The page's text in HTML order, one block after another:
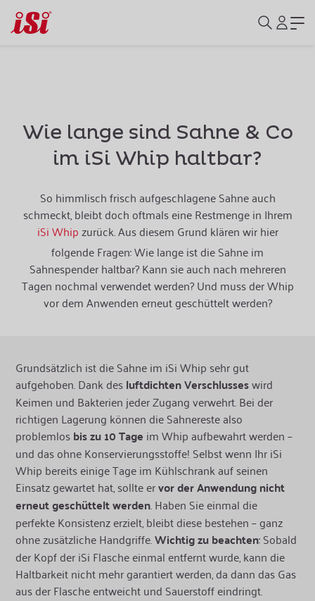
Wie lange sind Sahne & Co
im iSi Whip haltbar?
So himmlisch frisch aufgeschlagene Sahne auch
schmeckt, bleibt doch oftmals eine Restmenge in Ihrem
iSi Whipzurück. Aus diesem Grund klären wir hier
folgende Fragen: Wie lange ist die Sahne im
Sahnespender haltbar? Kann sie auch nach mehreren
Tagen nochmal verwendet werden? Und muss der Whip
vor dem Anwenden erneut geschüttelt werden?
Grundsätzlich ist die Sahne im iSi Whip sehr gut
aufgehoben. Dank desluftdichten Verschlusseswird
Keimen und Bakterien jeder Zugang verwehrt. Bei der
richtigen Lagerung können die Sahnereste also
problemlosbis zu 10 Tage im Whip aufbewahrt werden –
und das ohne Konservierungsstoffe! Selbst wenn Ihr iSi
Whip bereits einige Tage im Kühlschrank auf seinen
Einsatz gewartet hat, sollte ervor der Anwendung nicht
erneut geschüttelt werden. Haben Sie einmal die
perfekte Konsistenz erzielt, bleibt diese bestehen – ganz
ohne zusätzliche Handgriffe.Wichtig zu beachten: Sobald
der Kopf der iSi Flasche einmal entfernt wurde, kann die
Haltbarkeit nicht mehr garantiert werden, da dann das Gas
aus der Flasche entweicht und Sauerstoff eindringt.